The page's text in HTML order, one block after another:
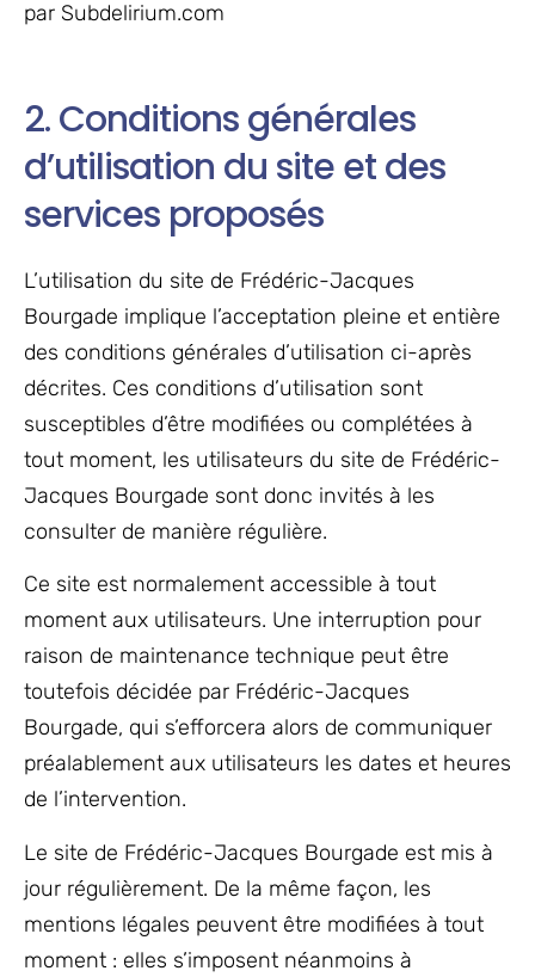
par Subdelirium.com
2. Conditions générales
d’utilisation du site et des
services proposés
L’utilisation du site de Frédéric-Jacques
Bourgade implique l’acceptation pleine et entière
des conditions générales d’utilisation ci-après
décrites. Ces conditions d’utilisation sont
susceptibles d’être modifiées ou complétées à
tout moment, les utilisateurs du site de Frédéric-
Jacques Bourgade sont donc invités à les
consulter de manière régulière.
Ce site est normalement accessible à tout
moment aux utilisateurs. Une interruption pour
raison de maintenance technique peut être
toutefois décidée par Frédéric-Jacques
Bourgade, qui s’efforcera alors de communiquer
préalablement aux utilisateurs les dates et heures
de l’intervention.
Le site de Frédéric-Jacques Bourgade est mis à
jour régulièrement. De la même façon, les
mentions légales peuvent être modifiées à tout
moment : elles s’imposent néanmoins à